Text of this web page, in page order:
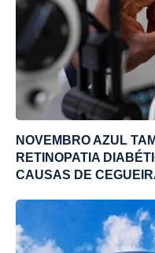
NOVEMBRO AZUL
RETINOPATIA
CAUSAS DE